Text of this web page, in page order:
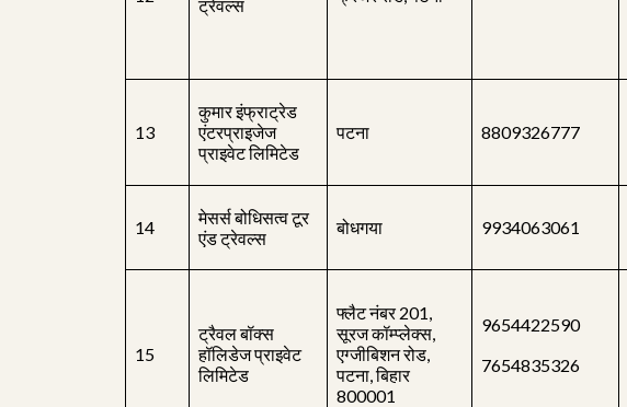
ट्रेवल्स
13
कुमार इंफ्राट्रेड
एंटरप्राइजेज
प्राइवेट लिमिटेड
पटना 8809326777
14
मेसर्स बोधिसत्व टूर
एंड ट्रेवल्स
बोधगया 9934063061
15
ट्रैवल बॉक्स
हॉलिडेज प्राइवेट
लिमिटेड
फ्लैट नंबर 201,
सूरज कॉम्प्लेक्स,
एग्जीबिशन रोड,
पटना, बिहार
800001
9654422590
7654835326